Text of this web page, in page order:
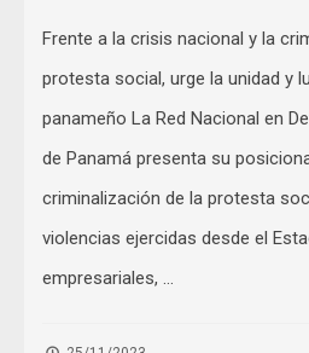
Frente a la crisis nacional y la
protesta social, urge la unidad y
panameño La Red Nacional en
de Panamá presenta su
criminalización de la protesta
violencias ejercidas desde el
empresariales, …